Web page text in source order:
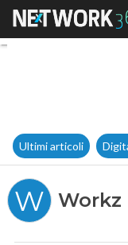
Ultimi articoli
W Workz